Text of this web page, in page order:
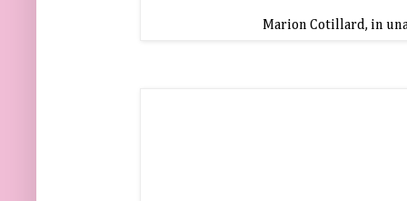
Marion Cotillard, in